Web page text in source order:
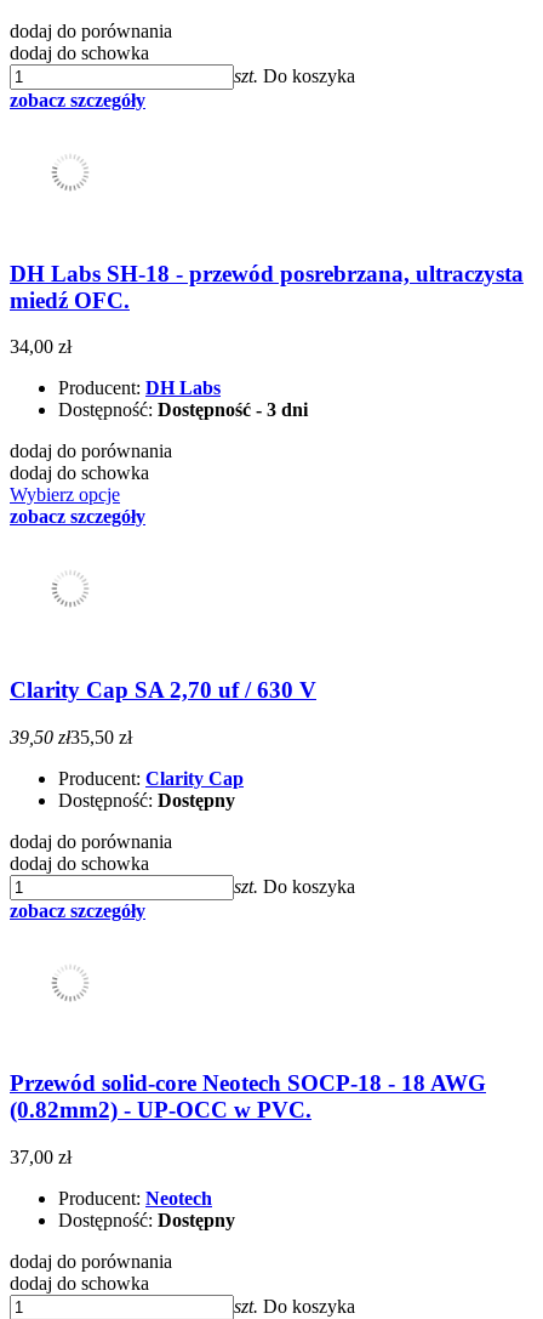
dodaj do porównania
dodaj do schowka
szt. Do koszyka
zobacz szczegóły
DH Labs SH-18 - przewód posrebrzana, ultraczysta
miedź OFC.
34,00 zł
Producent: DH Labs
Dostępność: Dostępność - 3 dni
dodaj do porównania
dodaj do schowka
Wybierz opcje
zobacz szczegóły
Clarity Cap SA 2,70 uf / 630 V
39,50 zł35,50 zł
Producent: Clarity Cap
Dostępność: Dostępny
dodaj do porównania
dodaj do schowka
szt. Do koszyka
zobacz szczegóły
Przewód solid-core Neotech SOCP-18 - 18 AWG
(0.82mm2) - UP-OCC w PVC.
37,00 zł
Producent: Neotech
Dostępność: Dostępny
dodaj do porównania
dodaj do schowka
szt. Do koszyka